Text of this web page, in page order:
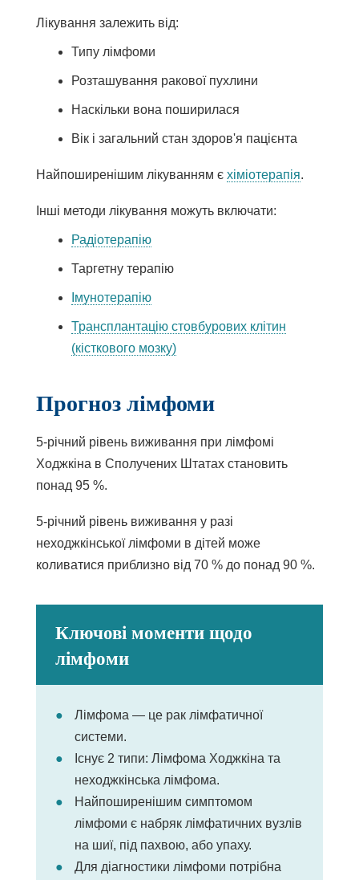
Лікування залежить від:
Типу лімфоми
Розташування ракової пухлини
Наскільки вона поширилася
Вік і загальний стан здоров'я пацієнта
Найпоширенішим лікуванням є хіміотерапія.
Інші методи лікування можуть включати:
Радіотерапію
Таргетну терапію
Імунотерапію
Трансплантацію стовбурових клітин
(кісткового мозку)
Прогноз лімфоми
5-річний рівень виживання при лімфомі
Ходжкіна в Сполучених Штатах становить
понад 95 %.
5-річний рівень виживання у разі
неходжкінської лімфоми в дітей може
коливатися приблизно від 70 % до понад 90 %.
Ключові моменти щодо
лімфоми
Лімфома — це рак лімфатичної
системи.
Існує 2 типи: Лімфома Ходжкіна та
неходжкінська лімфома.
Найпоширенішим симптомом
лімфоми є набряк лімфатичних вузлів
на шиї, під пахвою, або упаху.
Для діагностики лімфоми потрібна